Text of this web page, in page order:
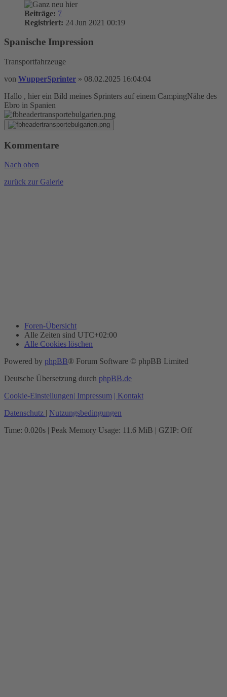
Beiträge: 7
Registriert: 24 Jun 2021 00:19
Spanische Impression
Transportfahrzeuge
von WupperSprinter » 08.02.2025 16:04:04
Hallo , hier ein Bild meines Sprinters auf einem CampingNähe des
Ebro in Spanien
Kommentare
Nach oben
zurück zur Galerie
Foren-Übersicht
Alle Zeiten sind UTC+02:00
Alle Cookies löschen
Powered by phpBB® Forum Software © phpBB Limited
Deutsche Übersetzung durch phpBB.de
Cookie-Einstellungen | Impressum
| Kontakt
Datenschutz
Nutzungsbedingungen
Time: 0.020s | Peak Memory Usage: 11.6 MiB | GZIP: Off